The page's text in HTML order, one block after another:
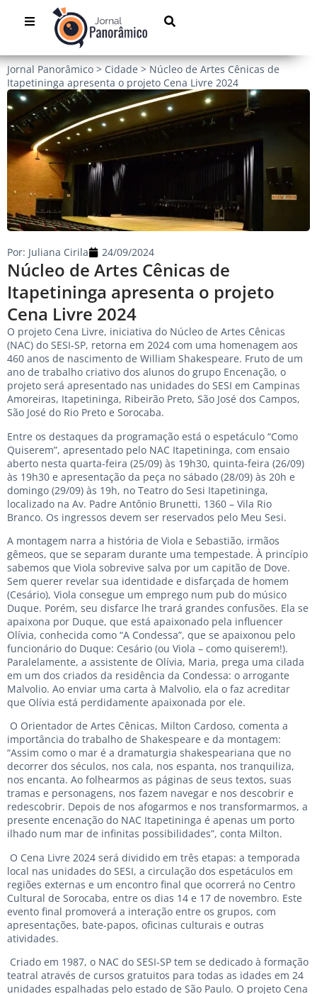
Jornal Panorâmico > Cidade > Núcleo de Artes Cênicas de
Itapetininga apresenta o projeto Cena Livre 2024
Núcleo de Artes Cênicas de
Itapetininga apresenta o projeto
Cena Livre 2024
Por: Juliana Cirila 24/09/2024
O projeto Cena Livre, iniciativa do Núcleo de Artes Cênicas
(NAC) do SESI-SP, retorna em 2024 com uma homenagem aos
460 anos de nascimento de William Shakespeare. Fruto de um
ano de trabalho criativo dos alunos do grupo Encenação, o
projeto será apresentado nas unidades do SESI em Campinas
Amoreiras, Itapetininga, Ribeirão Preto, São José dos Campos,
São José do Rio Preto e Sorocaba.
Entre os destaques da programação está o espetáculo “Como
Quiserem”, apresentado pelo NAC Itapetininga, com ensaio
aberto nesta quarta-feira (25/09) às 19h30, quinta-feira (26/09)
às 19h30 e apresentação da peça no sábado (28/09) às 20h e
domingo (29/09) às 19h, no Teatro do Sesi Itapetininga,
localizado na Av. Padre Antônio Brunetti, 1360 – Vila Rio
Branco. Os ingressos devem ser reservados pelo Meu Sesi.
A montagem narra a história de Viola e Sebastião, irmãos
gêmeos, que se separam durante uma tempestade. À princípio
sabemos que Viola sobrevive salva por um capitão de Dove.
Sem querer revelar sua identidade e disfarçada de homem
(Cesário), Viola consegue um emprego num pub do músico
Duque. Porém, seu disfarce lhe trará grandes confusões. Ela se
apaixona por Duque, que está apaixonado pela influencer
Olívia, conhecida como “A Condessa”, que se apaixonou pelo
funcionário do Duque: Cesário (ou Viola – como quiserem!).
Paralelamente, a assistente de Olívia, Maria, prega uma cilada
em um dos criados da residência da Condessa: o arrogante
Malvolio. Ao enviar uma carta à Malvolio, ela o faz acreditar
que Olívia está perdidamente apaixonada por ele.
O Orientador de Artes Cênicas, Milton Cardoso, comenta a
importância do trabalho de Shakespeare e da montagem:
“Assim como o mar é a dramaturgia shakespeariana que no
decorrer dos séculos, nos cala, nos espanta, nos tranquiliza,
nos encanta. Ao folhearmos as páginas de seus textos, suas
tramas e personagens, nos fazem navegar e nos descobrir e
redescobrir. Depois de nos afogarmos e nos transformarmos, a
presente encenação do NAC Itapetininga é apenas um porto
ilhado num mar de infinitas possibilidades”, conta Milton.
O Cena Livre 2024 será dividido em três etapas: a temporada
local nas unidades do SESI, a circulação dos espetáculos em
regiões externas e um encontro final que ocorrerá no Centro
Cultural de Sorocaba, entre os dias 14 e 17 de novembro. Este
evento final promoverá a interação entre os grupos, com
apresentações, bate-papos, oficinas culturais e outras
atividades.
Criado em 1987, o NAC do SESI-SP tem se dedicado à formação
teatral através de cursos gratuitos para todas as idades em 24
unidades espalhadas pelo estado de São Paulo. O projeto Cena